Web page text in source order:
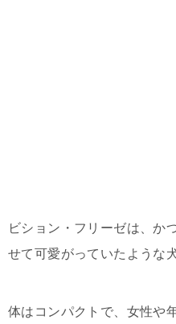
ビション・フリーゼは、か
せて可愛がっていたような
体はコンパクトで、女性や